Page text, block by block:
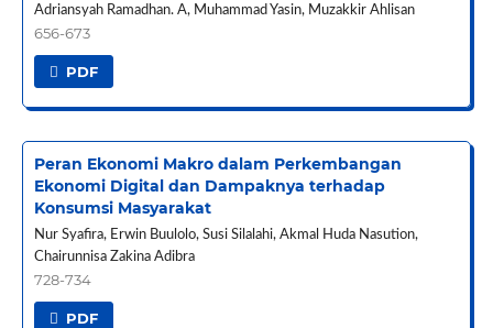
Adriansyah Ramadhan. A, Muhammad Yasin, Muzakkir Ahlisan
656-673
PDF
Peran Ekonomi Makro dalam Perkembangan
Ekonomi Digital dan Dampaknya terhadap
Konsumsi Masyarakat
Nur Syafira, Erwin Buulolo, Susi Silalahi, Akmal Huda Nasution,
Chairunnisa Zakina Adibra
728-734
PDF